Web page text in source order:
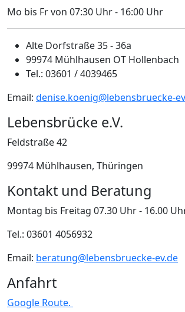
Mo bis Fr von 07:30 Uhr - 16:00 Uhr
Alte Dorfstraße 35 - 36a
99974 Mühlhausen OT Hollenbach
Tel.: 03601 / 4039465
Email: denise.koenig@lebensbruecke-
Lebensbrücke e.V.
Feldstraße 42
99974 Mühlhausen, Thüringen
Kontakt und Beratung
Montag bis Freitag 07.30 Uhr - 16.00
Tel.: 03601 4056932
Email: beratung@lebensbruecke-ev.de
Anfahrt
Google Route.